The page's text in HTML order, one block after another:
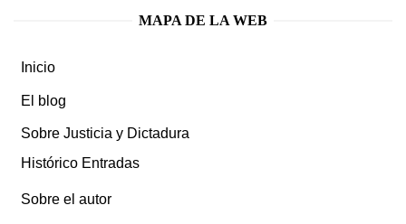
MAPA DE LA WEB
Inicio
El blog
Sobre Justicia y Dictadura
Histórico Entradas
Sobre el autor